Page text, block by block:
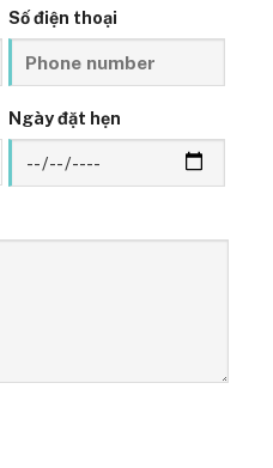
Số điện thoại
Ngày đặt hẹn